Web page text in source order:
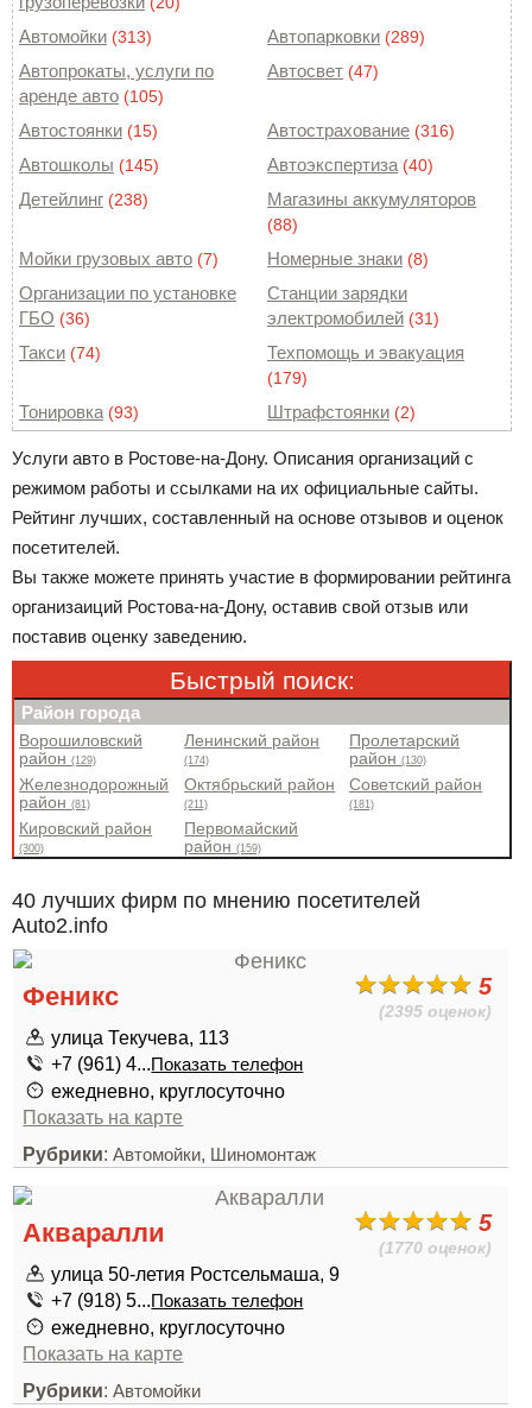
Автомойки (313) Автопарковки (289)
Автопрокаты, услуги по
аренде авто (105)
Автосвет (47)
Автостоянки (15) Автострахование (316)
Автошколы (145) Автоэкспертиза (40)
Детейлинг (238) Магазины аккумуляторов
(88)
Мойки грузовых авто (7) Номерные знаки (8)
Организации по установке
ГБО (36)
Станции зарядки
электромобилей (31)
Такси (74) Техпомощь и эвакуация
(179)
Тонировка (93) Штрафстоянки (2)
Услуги авто в Ростове-на-Дону. Описания организаций с
режимом работы и ссылками на их официальные сайты.
Рейтинг лучших, составленный на основе отзывов и оценок
посетителей.
Вы также можете принять участие в формировании рейтинга
организаиций Ростова-на-Дону, оставив свой отзыв или
поставив оценку заведению.
Быстрый поиск:
Район города
Ворошиловский
район(129)
Железнодорожный
район(81)
Кировский район
(300)
Ленинский район
(174)
Октябрьский район
(211)
Первомайский
район(159)
Пролетарский
район(130)
Советский район
(181)
40 лучших фирм по мнению посетителей
Auto2.info
5
(2395 оценок)
Феникс
улица Текучева, 113
+7 (961) 4...Показать телефон
ежедневно, круглосуточно
Показать на карте
Рубрики:Автомойки, Шиномонтаж
5
(1770 оценок)
Акваралли
улица 50-летия Ростсельмаша, 9
+7 (918) 5...Показать телефон
ежедневно, круглосуточно
Показать на карте
Рубрики:Автомойки